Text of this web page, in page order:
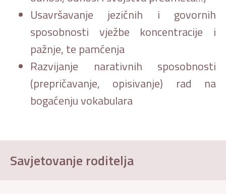
Usavršavanje jezičnih i govornih
sposobnosti vježbe koncentracije i
pažnje, te pamćenja
Razvijanje narativnih sposobnosti
(prepričavanje, opisivanje) rad na
bogaćenju vokabulara
Savjetovanje roditelja